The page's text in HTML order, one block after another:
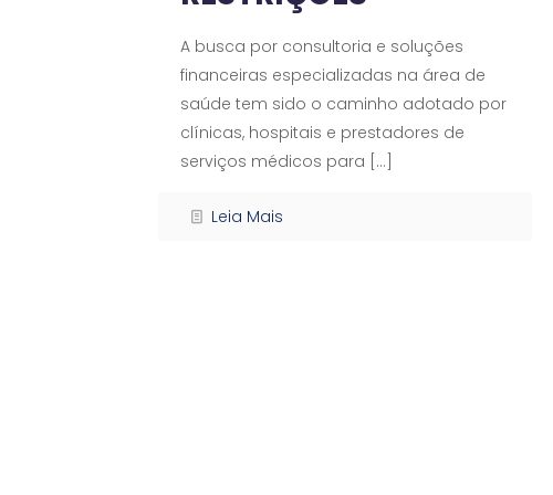
A busca por consultoria e soluções
financeiras especializadas na área de
saúde tem sido o caminho adotado por
clínicas, hospitais e prestadores de
serviços médicos para […]
Leia Mais